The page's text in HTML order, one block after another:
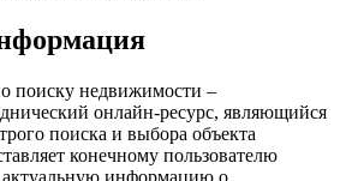
поиску недвижимости –
онлайн-ресурс, являющийся
поиска и выбора объекта
конечному пользователю
актуальную информацию о